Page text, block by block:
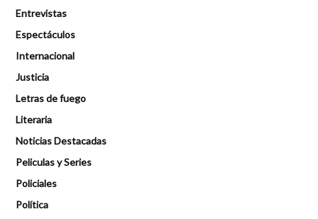
Entrevistas
Espectáculos
Internacional
Justicia
Letras de fuego
Literaria
Noticias Destacadas
Peliculas y Series
Policiales
Política